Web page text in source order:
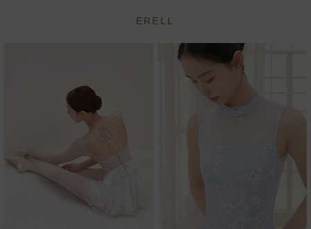
ERELL